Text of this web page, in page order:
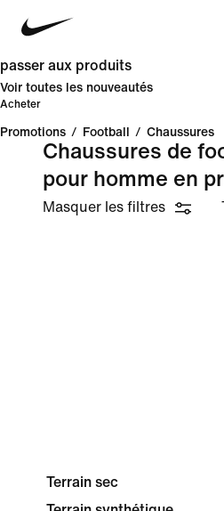
passer aux produits
Voir toutes les nouveautés
Acheter
Promotions / Football / Chaussures
Chaussures de
pour homme en
Masquer les filtres
Terrain sec